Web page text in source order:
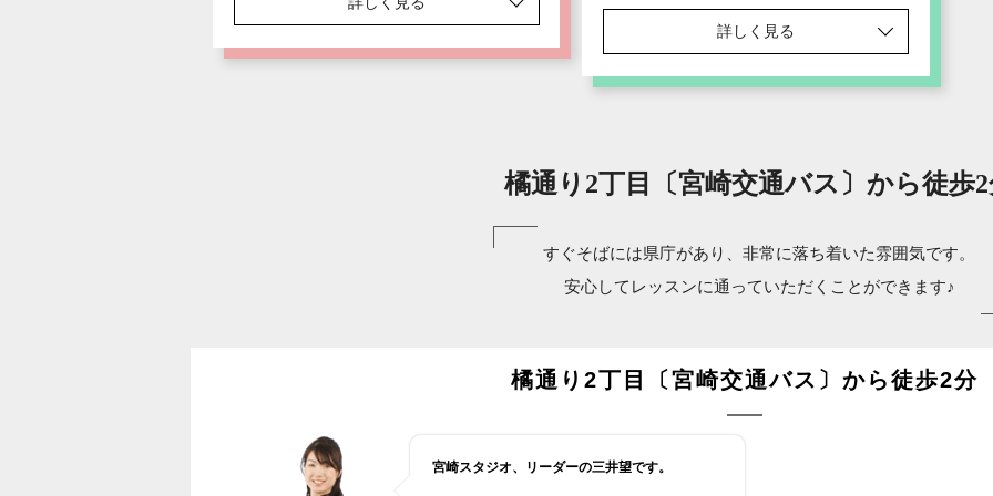
詳しく見る
橘通り2丁目〔宮崎交通バス〕から徒歩
すぐそばには県庁があり、非常に落ち着いた雰囲気です。
安心してレッスンに通っていただくことができます♪
橘通り2丁目〔宮崎交通バス〕から徒歩2分
宮崎スタジオ、リーダーの三井望です。